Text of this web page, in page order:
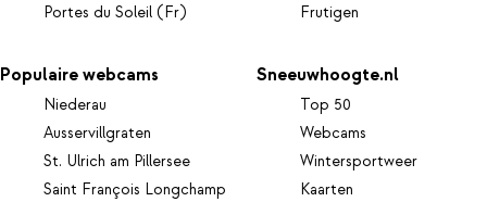
Portes du Soleil (Fr)
Frutigen
Populaire webcams
Niederau
Ausservillgraten
St. Ulrich am Pillersee
Saint François Longchamp
Sneeuwhoogte.nl
Top 50
Webcams
Wintersportweer
Kaarten